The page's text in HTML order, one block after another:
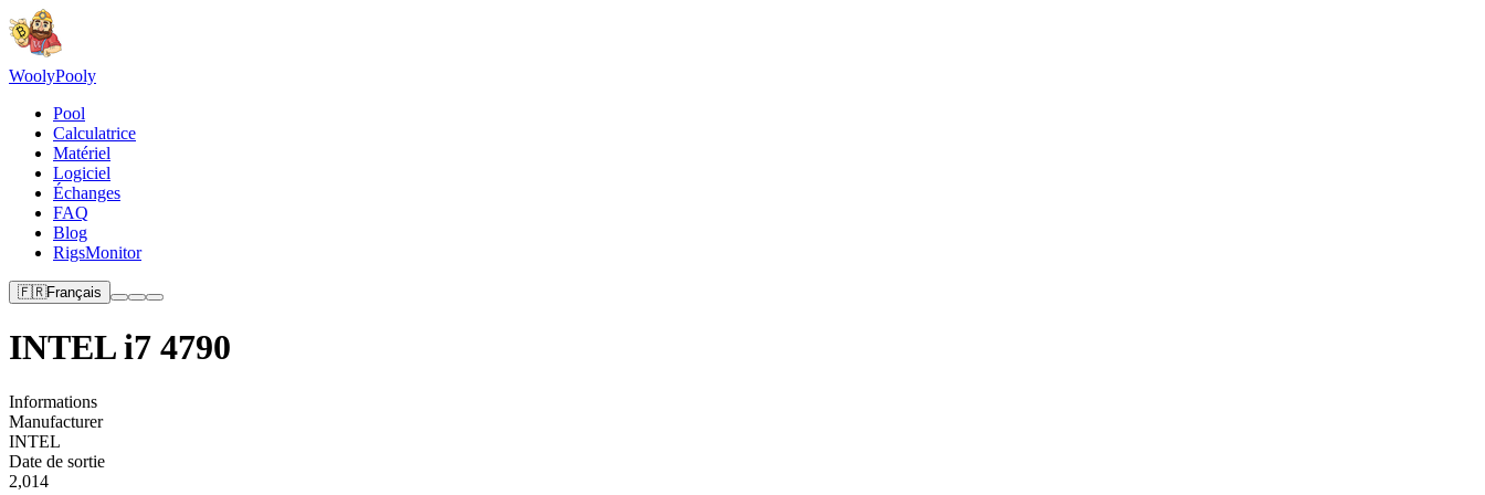
WoolyPooly
Pool
Calculatrice
Matériel
Logiciel
Échanges
FAQ
Blog
RigsMonitor
🇫🇷Français
INTEL i7 4790
Informations
Manufacturer
INTEL
Date de sortie
2,014